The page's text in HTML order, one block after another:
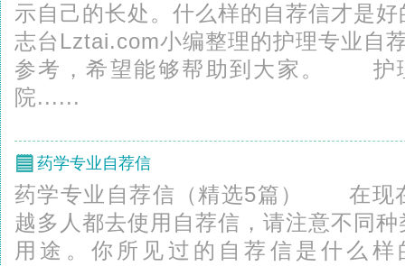
示自己的长处。什么样的自荐信才是
志台Lztai.com小编整理的护理专业自
参考，希望能够帮助到大家。 护
院......
药学专业自荐信
药学专业自荐信（精选5篇） 在现
越多人都去使用自荐信，请注意不同
用途。你所见过的自荐信是什么